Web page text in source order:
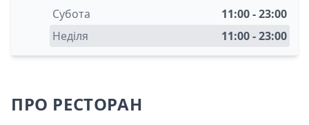
Субота
11:00 - 23:00
Неділя
11:00 - 23:00
ПРО РЕСТОРАН